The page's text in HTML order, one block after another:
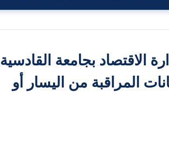
الاقتصاد بجامعة القادسية
المراقبة من اليسار أو